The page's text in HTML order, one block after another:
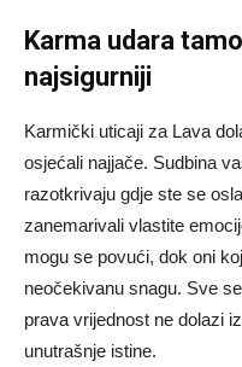
Karma udara
najsigurniji
Karmički uticaji za Lava
osjećali najjače. Sudbina
razotkrivaju gdje ste se
zanemarivali vlastite
mogu se povući, dok oni
neočekivanu snagu. Sve
prava vrijednost ne dolazi
unutrašnje istine.